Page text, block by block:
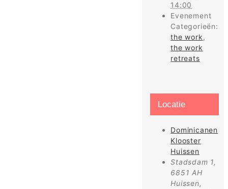
14:00
Evenement
Categorieën:
the work,
the work
retreats
Locatie
Dominicanen
Klooster
Huissen
Stadsdam 1,
6851 AH
Huissen,